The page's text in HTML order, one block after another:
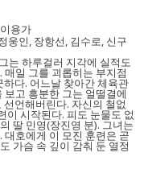
용가
웅인, 장항선, 김수로, 신구
는 하루걸러 지각에 실적도
일 그를 괴롭히는 부지점
다. 어느날 찾아간 체육관
고 흥분한 그는 얼떨결에
언해버린다. 자신의 철없
이 시작된다. 피도 눈물도 없
딸 민영(장진영 분). 그녀는
호에게 이 모진 훈련은 곧
가슴 속 깊이 감춰 둔 열정